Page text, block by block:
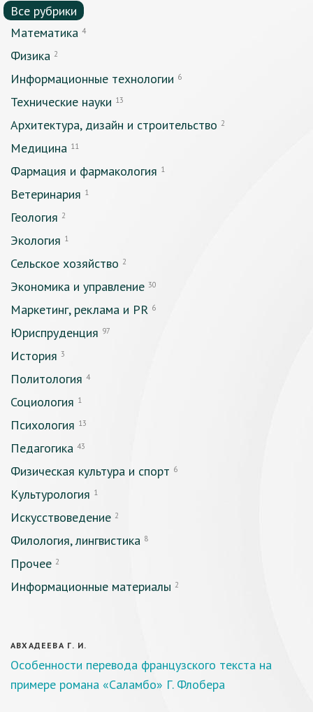
Все рубрики
Математика 4
Физика 2
Информационные технологии 6
Технические науки 13
Архитектура, дизайн и строительство 2
Медицина 11
Фармация и фармакология 1
Ветеринария 1
Геология 2
Экология 1
Сельское хозяйство 2
Экономика и управление 30
Маркетинг, реклама и PR 6
Юриспруденция 97
История 3
Политология 4
Социология 1
Психология 13
Педагогика 43
Физическая культура и спорт 6
Культурология 1
Искусствоведение 2
Филология, лингвистика 8
Прочее 2
Информационные материалы 2
АВХАДЕЕВА Г. И.
Особенности перевода французского текста на
примере романа «Саламбо» Г. Флобера